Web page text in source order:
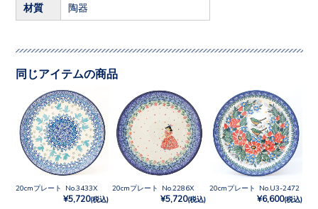
材質 陶器
同じアイテムの商品
20cmプレート No.3433X
¥5,720(税込)
20cmプレート No.2286X
¥5,720(税込)
20cmプレート No.U3-2472
¥6,600(税込)